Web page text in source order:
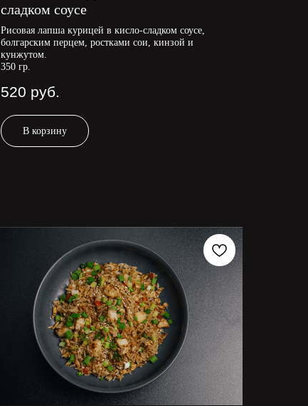
сладком соусе
Рисовая лапша курицей в кисло-сладком соусе,
болгарским перцем, ростками сои, кинзой и
кунжутом.
350 гр.
520 руб.
В корзину